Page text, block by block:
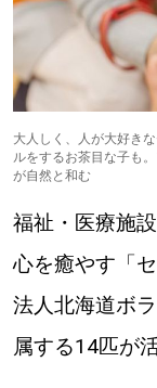
北海道
明日
【道央のお気
【道北のお気に
【道東のお気に
大人しく、人が大好き
ルをするお茶目な子も
が自然と和む
福祉・医療施
心を癒やす「
法人北海道ボ
属する14匹が